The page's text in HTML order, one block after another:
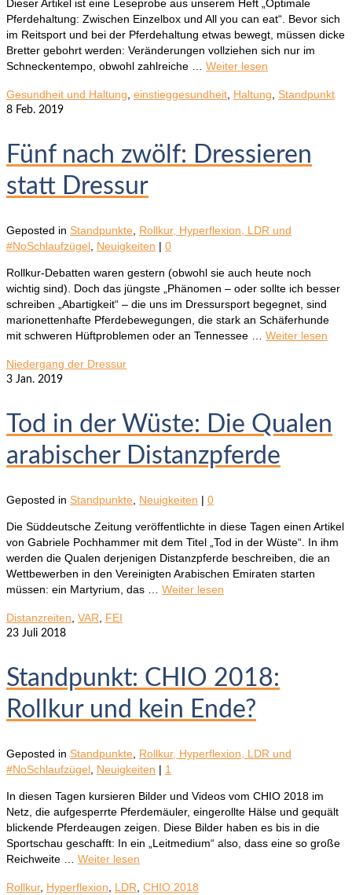
Dieser Artikel ist eine Leseprobe aus unserem Heft „Optimale
Pferdehaltung: Zwischen Einzelbox und All you can eat“. Bevor sich
im Reitsport und bei der Pferdehaltung etwas bewegt, müssen dicke
Bretter gebohrt werden: Veränderungen vollziehen sich nur im
Schneckentempo, obwohl zahlreiche … Weiter lesen
Gesundheit und Haltung einstieggesundheit Haltung Standpunkt
8 Feb. 2019
Fünf nach zwölf: Dressieren
statt Dressur
Geposted in Standpunkte Rollkur, Hyperflexion, LDR und
#NoSchlaufzügel Neuigkeiten | 0
Rollkur-Debatten waren gestern (obwohl sie auch heute noch
wichtig sind). Doch das jüngste „Phänomen – oder sollte ich besser
schreiben „Abartigkeit“ – die uns im Dressursport begegnet, sind
marionettenhafte Pferdebewegungen, die stark an Schäferhunde
mit schweren Hüftproblemen oder an Tennessee … Weiter lesen
Niedergang der Dressur
3 Jan. 2019
Tod in der Wüste: Die Qualen
arabischer Distanzpferde
Geposted in Standpunkte Neuigkeiten | 0
Die Süddeutsche Zeitung veröffentlichte in diese Tagen einen Artikel
von Gabriele Pochhammer mit dem Titel „Tod in der Wüste“. In ihm
werden die Qualen derjenigen Distanzpferde beschreiben, die an
Wettbewerben in den Vereinigten Arabischen Emiraten starten
müssen: ein Martyrium, das … Weiter lesen
Distanzreiten VAR FEI
23 Juli 2018
Standpunkt: CHIO 2018:
Rollkur und kein Ende?
Geposted in Standpunkte, Rollkur, Hyperflexion, LDR und
#NoSchlaufzügel, Neuigkeiten | 1
In diesen Tagen kursieren Bilder und Videos vom CHIO 2018 im
Netz, die aufgesperrte Pferdemäuler, eingerollte Hälse und gequält
blickende Pferdeaugen zeigen. Diese Bilder haben es bis in die
Sportschau geschafft: In ein „Leitmedium“ also, dass eine so große
Reichweite … Weiter lesen
Rollkur, Hyperflexion, LDR, CHIO 2018